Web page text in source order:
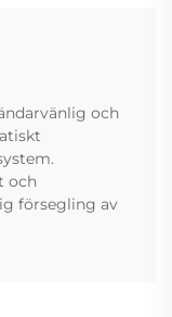
och
och
försegling av